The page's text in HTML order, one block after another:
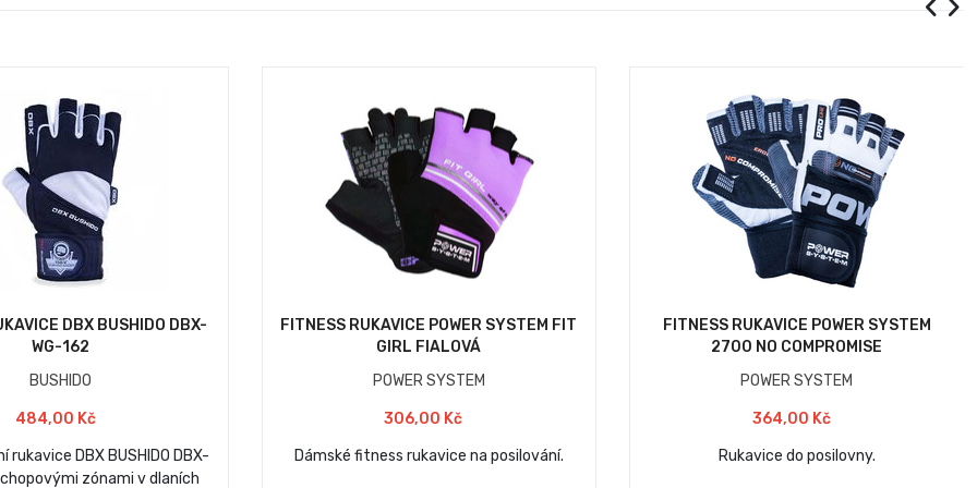
DBX BUSHIDO DBX-
WG-162
BUSHIDO
484,00 Kč
rukavice DBX BUSHIDO DBX-
zónami v dlaních
FITNESS RUKAVICE POWER SYSTEM FIT
GIRL FIALOVÁ
POWER SYSTEM
306,00 Kč
Dámské fitness rukavice na posilování.
FITNESS RUKAVICE POWER SYSTEM
2700 NO COMPROMISE
POWER SYSTEM
364,00 Kč
Rukavice do posilovny.